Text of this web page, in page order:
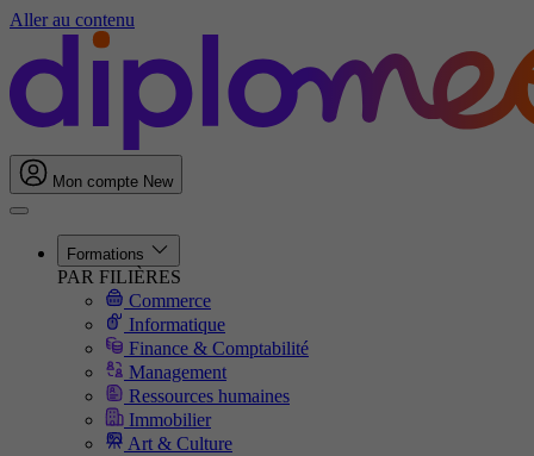
Aller au contenu
Mon compte New
Formations
PAR FILIÈRES
Commerce
Informatique
Finance & Comptabilité
Management
Ressources humaines
Immobilier
Art & Culture